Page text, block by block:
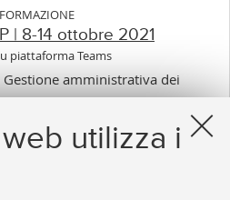
utilizza i
| 8-14 ottobre 2021
piattaforma Teams
Gestione amministrativa dei
(GAP)